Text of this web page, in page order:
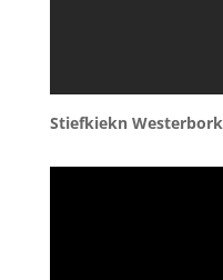
Stiefkiekn Westerbork